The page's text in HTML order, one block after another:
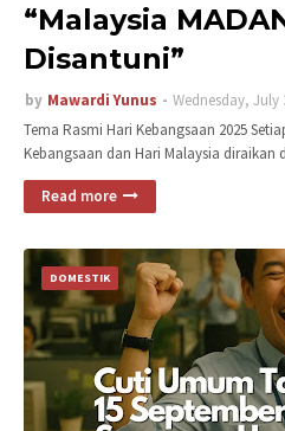
“Malaysia
Disantuni”
by Mawardi Yunus
Wednesday, July
Tema Rasmi Hari Kebangsaan 2025
Kebangsaan dan Hari Malaysia diraikan
Read more
DOMESTIK